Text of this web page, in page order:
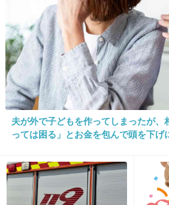
お金もちになりたいです＞＜
31. 匿名2013/07/02(火) 04:50:20
か、彼氏が欲しいです・・・
2013/07/02(火) 05:29:46
夫が外で子どもを作ってしまったが、
っては困る」とお金を包んで頭を下げ
まで離婚に応じなかった親戚の話→「
れ本人幸せなの？」